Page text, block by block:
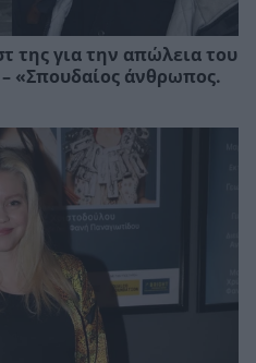
της για την απώλεια του
«Σπουδαίος άνθρωπος.